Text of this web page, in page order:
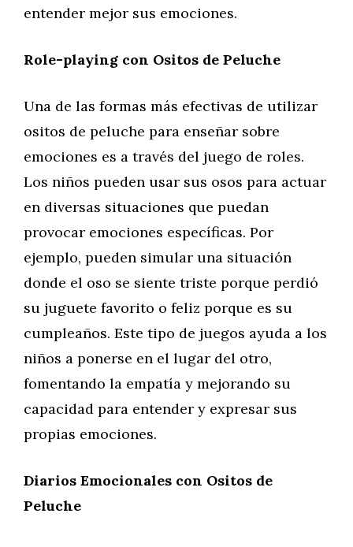
entender mejor sus emociones.
Role-playing con Ositos de Peluche
Una de las formas más efectivas de utilizar
ositos de peluche para enseñar sobre
emociones es a través del juego de roles.
Los niños pueden usar sus osos para actuar
en diversas situaciones que puedan
provocar emociones específicas. Por
ejemplo, pueden simular una situación
donde el oso se siente triste porque perdió
su juguete favorito o feliz porque es su
cumpleaños. Este tipo de juegos ayuda a los
niños a ponerse en el lugar del otro,
fomentando la empatía y mejorando su
capacidad para entender y expresar sus
propias emociones.
Diarios Emocionales con Ositos de
Peluche